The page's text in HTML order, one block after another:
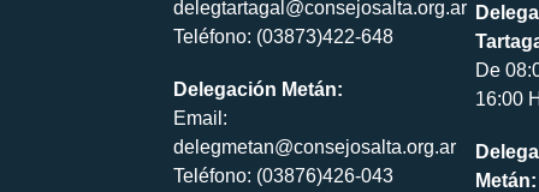
delegtartagal@consejosalta.org.ar
Teléfono: (03873)422-648
Delegación Metán:
Email:
delegmetan@consejosalta.org.ar
Teléfono: (03876)426-043
De
16:00
Metán: